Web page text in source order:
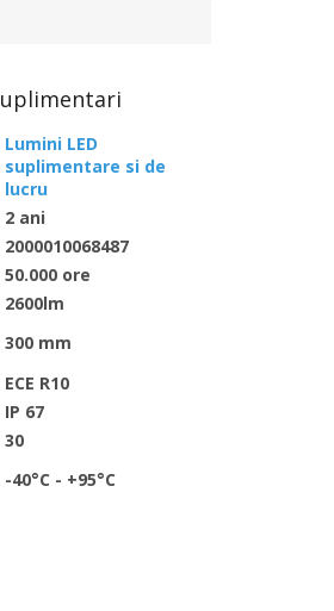
Lumini LED
suplimentare si de
lucru
2 ani
2000010068487
50.000 ore
2600lm
300 mm
ECE R10
IP 67
30
-40°C - +95°C